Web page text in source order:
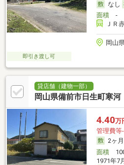
なし
面積-
ＪＲ
岡山
即引き渡し可
貸店舗（建物一部）
岡山県備前市日生町寒河
4.40万
管理費等-
2ヶ月
面積
1971年7